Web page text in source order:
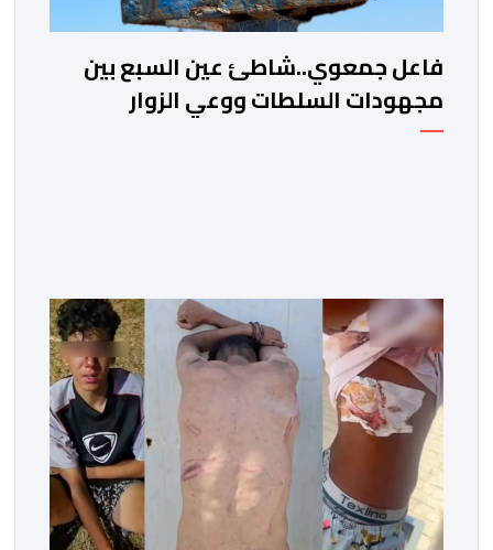
فاعل جمعوي..شاطئ عين السبع بين
مجهودات السلطات ووعي الزوار